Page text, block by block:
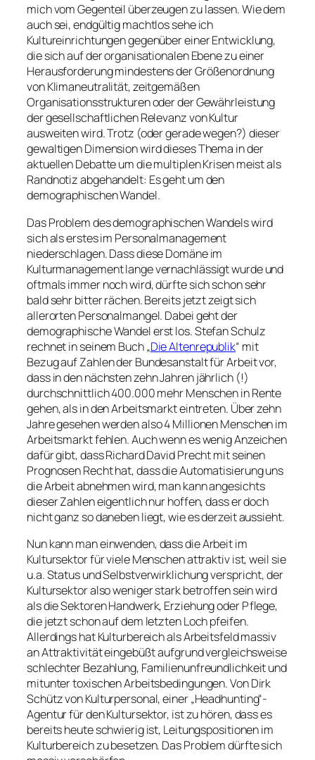
mich vom Gegenteil überzeugen zu lassen. Wie dem
auch sei, endgültig machtlos sehe ich
Kultureinrichtungen gegenüber einer Entwicklung,
die sich auf der organisationalen Ebene zu einer
Herausforderung mindestens der Größenordnung
von Klimaneutralität, zeitgemäßen
Organisationsstrukturen oder der Gewährleistung
der gesellschaftlichen Relevanz von Kultur
ausweiten wird. Trotz (oder gerade wegen?) dieser
gewaltigen Dimension wird dieses Thema in der
aktuellen Debatte um die multiplen Krisen meist als
Randnotiz abgehandelt: Es geht um den
demographischen Wandel.
Das Problem des demographischen Wandels wird
sich als erstes im Personalmanagement
niederschlagen. Dass diese Domäne im
Kulturmanagement lange vernachlässigt wurde und
oftmals immer noch wird, dürfte sich schon sehr
bald sehr bitter rächen. Bereits jetzt zeigt sich
allerorten Personalmangel. Dabei geht der
demographische Wandel erst los. Stefan Schulz
rechnet in seinem Buch „Die Altenrepublik“ mit
Bezug auf Zahlen der Bundesanstalt für Arbeit vor,
dass in den nächsten zehn Jahren jährlich (!)
durchschnittlich 400.000 mehr Menschen in Rente
gehen, als in den Arbeitsmarkt eintreten. Über zehn
Jahre gesehen werden also 4 Millionen Menschen im
Arbeitsmarkt fehlen. Auch wenn es wenig Anzeichen
dafür gibt, dass Richard David Precht mit seinen
Prognosen Recht hat, dass die Automatisierung uns
die Arbeit abnehmen wird, man kann angesichts
dieser Zahlen eigentlich nur hoffen, dass er doch
nicht ganz so daneben liegt, wie es derzeit aussieht.
Nun kann man einwenden, dass die Arbeit im
Kultursektor für viele Menschen attraktiv ist, weil sie
u.a. Status und Selbstverwirklichung verspricht, der
Kultursektor also weniger stark betroffen sein wird
als die Sektoren Handwerk, Erziehung oder Pflege,
die jetzt schon auf dem letzten Loch pfeifen.
Allerdings hat Kulturbereich als Arbeitsfeld massiv
an Attraktivität eingebüßt aufgrund vergleichsweise
schlechter Bezahlung, Familienunfreundlichkeit und
mitunter toxischen Arbeitsbedingungen. Von Dirk
Schütz von Kulturpersonal, einer „Headhunting“-
Agentur für den Kultursektor, ist zu hören, dass es
bereits heute schwierig ist, Leitungspositionen im
Kulturbereich zu besetzen. Das Problem dürfte sich